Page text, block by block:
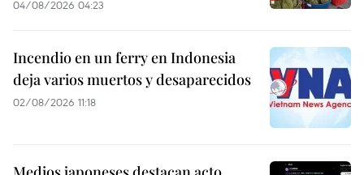
04/08/2026 04:23
Incendio en un ferry en Indonesia
deja varios muertos y desaparecidos
02/08/2026 11:18